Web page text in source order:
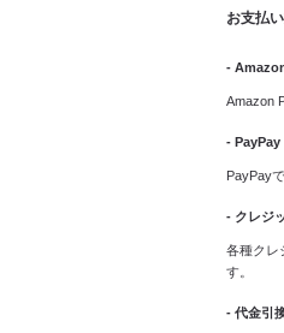
お支払
-
Amazon
- PayPay
PayPay
- クレジ
各種クレ
す。
- 代金引